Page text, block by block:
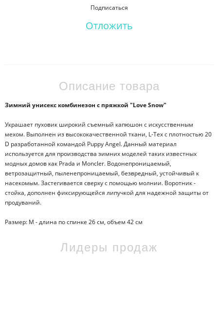
Подписаться
Отложить
Описание товара
Зимний унисекс комбинезон с пряжкой "Love Snow"
Украшает пуховик широкий съемный капюшон с искусственным
мехом. Выполнен из высококачественной ткани, L-Tex с плотностью 20
D разработанной командой Puppy Angel. Данный материал
используется для производства зимних моделей таких известных
модных домов как Prada и Moncler. Водонепроницаемый,
ветрозащитный, пыленепроницаемый, безвредный, устойчивый к
насекомым. Застегивается сверху с помощью молнии. Воротник -
стойка, дополнен фиксирующейся липучкой для надежной защиты от
продуваний.
Размер: М - длина по спинке 26 см, объем 42 см
Лидеры продаж